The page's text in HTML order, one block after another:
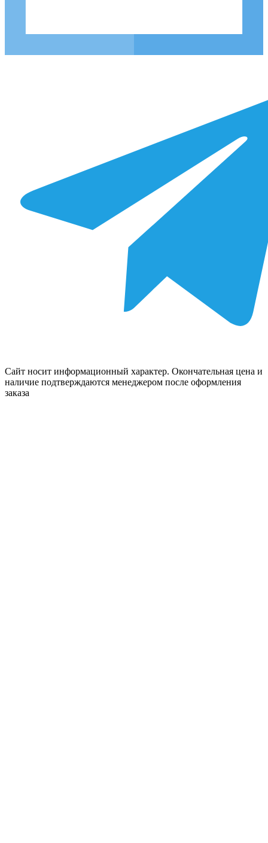
Сайт носит информационный характер. Окончательная цена и
наличие подтверждаются менеджером после оформления
заказа